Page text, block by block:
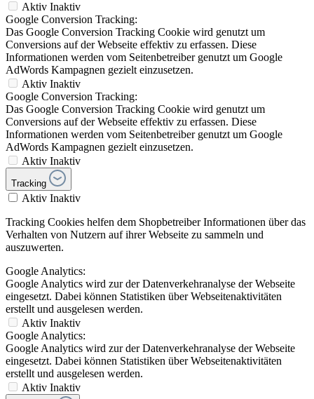
Aktiv Inaktiv
Google Conversion Tracking:
Das Google Conversion Tracking Cookie wird genutzt um
Conversions auf der Webseite effektiv zu erfassen. Diese
Informationen werden vom Seitenbetreiber genutzt um Google
AdWords Kampagnen gezielt einzusetzen.
Aktiv Inaktiv
Google Conversion Tracking:
Das Google Conversion Tracking Cookie wird genutzt um
Conversions auf der Webseite effektiv zu erfassen. Diese
Informationen werden vom Seitenbetreiber genutzt um Google
AdWords Kampagnen gezielt einzusetzen.
Aktiv Inaktiv
Tracking
Aktiv Inaktiv
Tracking Cookies helfen dem Shopbetreiber Informationen über das
Verhalten von Nutzern auf ihrer Webseite zu sammeln und
auszuwerten.
Google Analytics:
Google Analytics wird zur der Datenverkehranalyse der Webseite
eingesetzt. Dabei können Statistiken über Webseitenaktivitäten
erstellt und ausgelesen werden.
Aktiv Inaktiv
Google Analytics:
Google Analytics wird zur der Datenverkehranalyse der Webseite
eingesetzt. Dabei können Statistiken über Webseitenaktivitäten
erstellt und ausgelesen werden.
Aktiv Inaktiv